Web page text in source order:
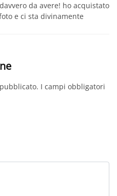
da avere! ho acquistato
e ci sta divinamente
I campi obbligatori